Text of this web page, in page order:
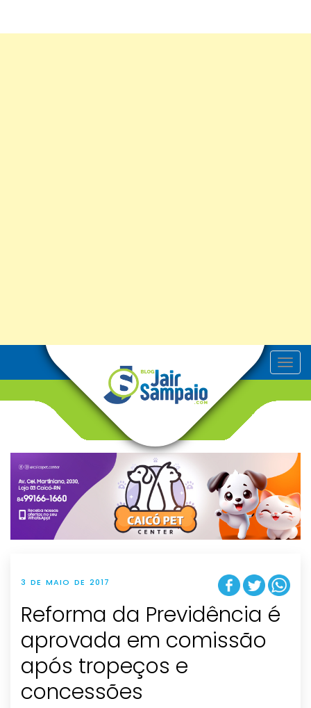
T
o
v
g
t
i
o
n
3 DE MAIO DE 2017
Reforma da Previdência é
aprovada em comissão
após tropeços e
concessões